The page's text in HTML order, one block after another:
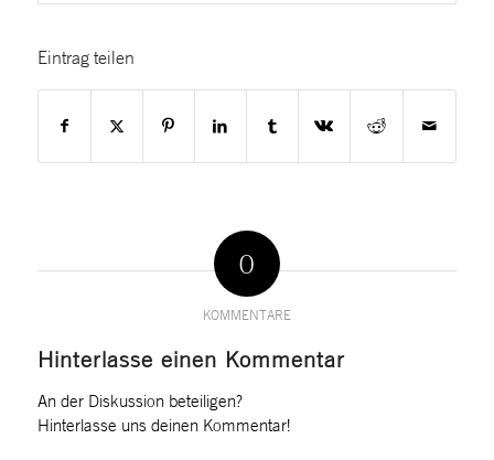
Eintrag teilen
0
KOMMENTARE
Hinterlasse einen Kommentar
An der Diskussion beteiligen?
Hinterlasse uns deinen Kommentar!